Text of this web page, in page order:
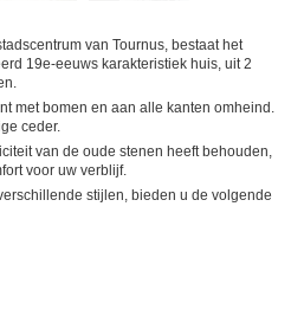
van Tournus, bestaat het
19e-eeuws karakteristiek huis, uit 2
met bomen en aan alle kanten omheind.
ceder.
van de oude stenen heeft behouden,
voor uw verblijf.
stijlen, bieden u de volgende